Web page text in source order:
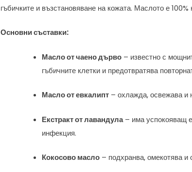
гъбичките и възстановяване на кожата. Маслото е
Основни съставки:
Масло от чаено дърво – известно с
гъбичните клетки и предотвратява
Масло от евкалипт – охлажда, освежава и
Екстракт от лавандула– има успокояващ
инфекция.
Кокосово масло – подхранва, омекотява и